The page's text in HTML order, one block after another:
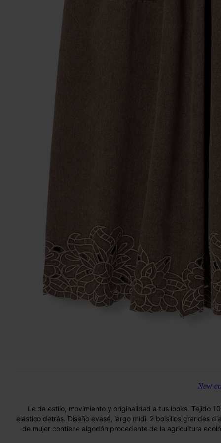
New
Le da estilo, movimiento y originalidad a tus looks. Tejido
elástico detrás. Diseño evasé, largo midi. 2 bolsillos grandes
de mujer contiene algodón procedente de la agricultura